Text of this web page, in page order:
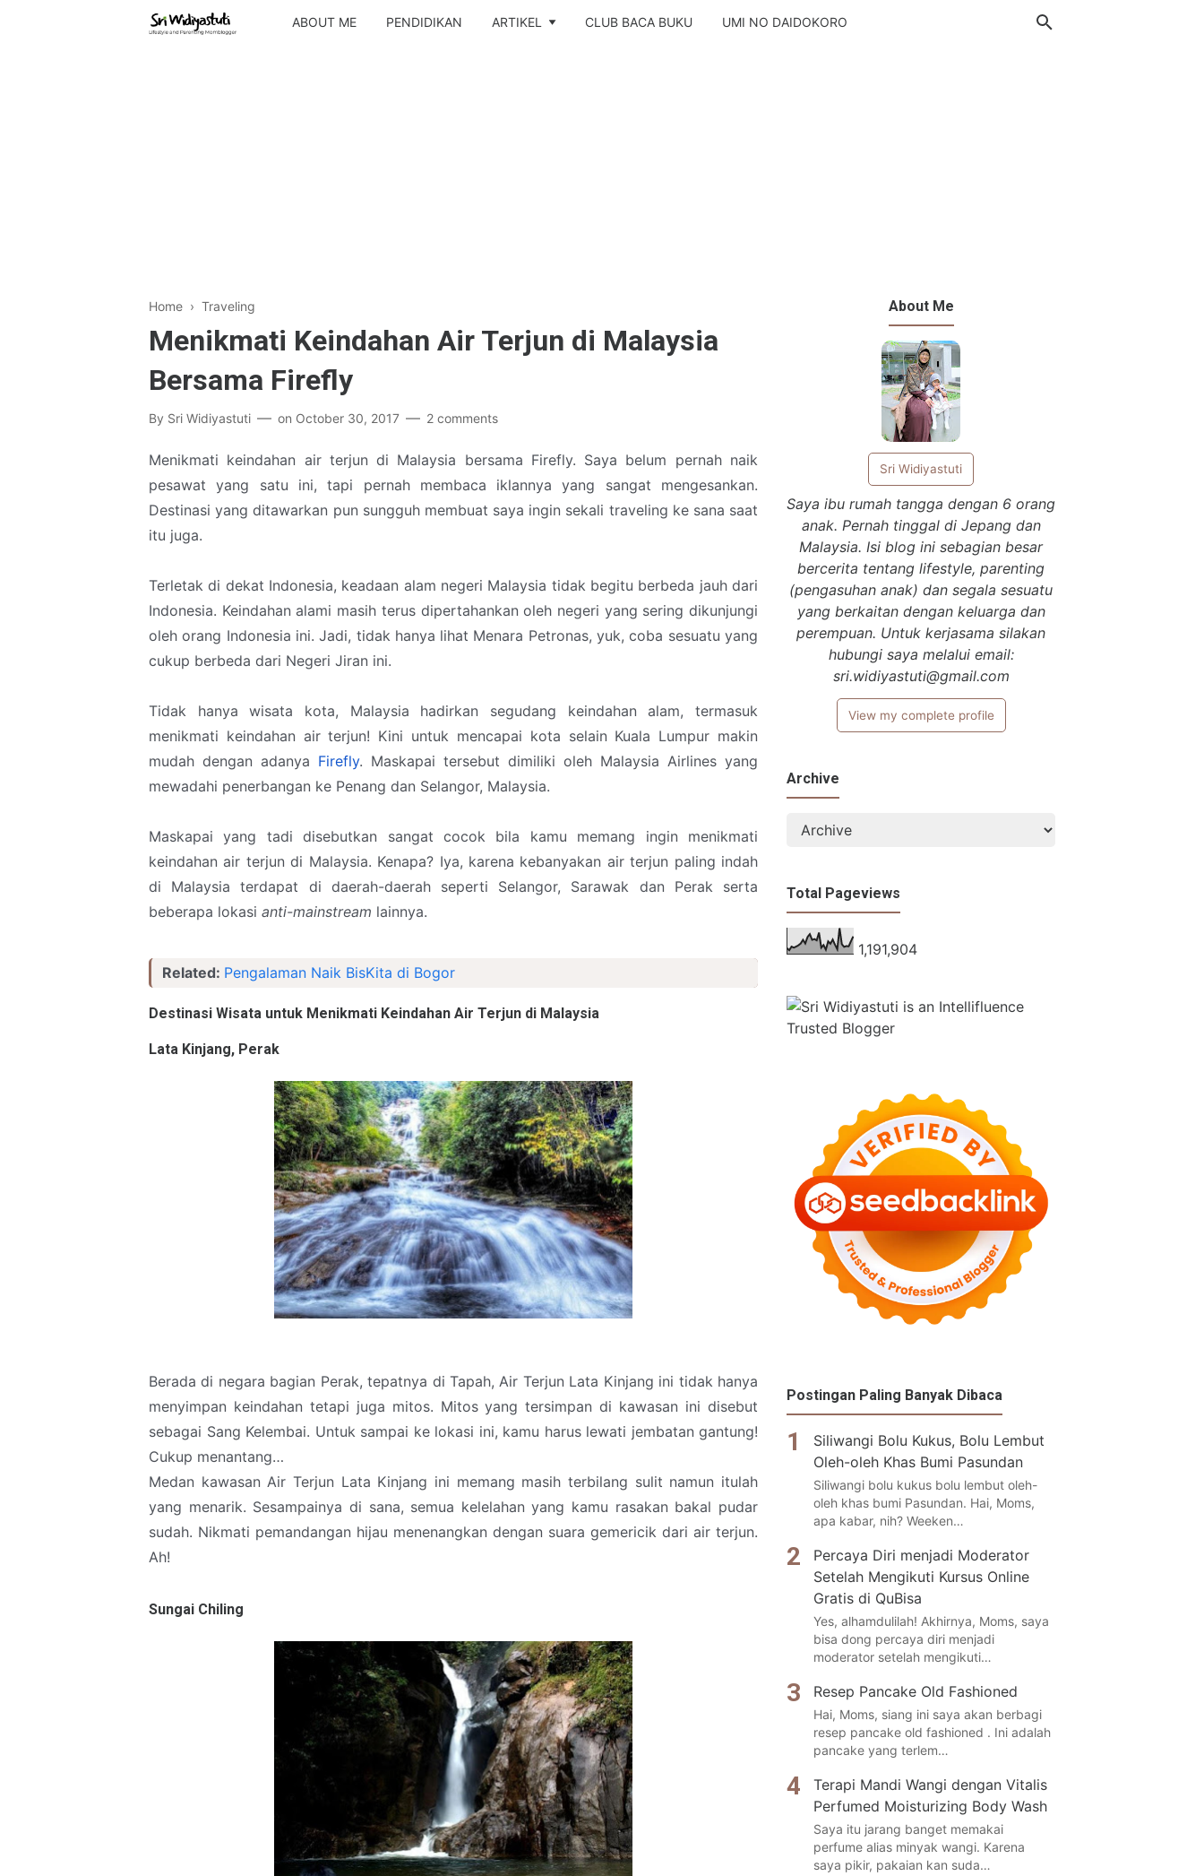
ABOUT ME PENDIDIKAN ARTIKEL CLUB BACA BUKU UMI NO DAIDOKORO
Home › Traveling
Menikmati Keindahan Air Terjun di Malaysia
Bersama Firefly
By Sri Widiyastuti on October 30, 2017 2 comments
Menikmati keindahan air terjun di Malaysia bersama Firefly. Saya belum pernah naik
pesawat yang satu ini, tapi pernah membaca iklannya yang sangat mengesankan.
Destinasi yang ditawarkan pun sungguh membuat saya ingin sekali traveling ke sana saat
itu juga.
Terletak di dekat Indonesia, keadaan alam negeri Malaysia tidak begitu berbeda jauh dari
Indonesia. Keindahan alami masih terus dipertahankan oleh negeri yang sering dikunjungi
oleh orang Indonesia ini. Jadi, tidak hanya lihat Menara Petronas, yuk, coba sesuatu yang
cukup berbeda dari Negeri Jiran ini.
Tidak hanya wisata kota, Malaysia hadirkan segudang keindahan alam, termasuk
menikmati keindahan air terjun! Kini untuk mencapai kota selain Kuala Lumpur makin
mudah dengan adanya Firefly. Maskapai tersebut dimiliki oleh Malaysia Airlines yang
mewadahi penerbangan ke Penang dan Selangor, Malaysia.
Maskapai yang tadi disebutkan sangat cocok bila kamu memang ingin menikmati
keindahan air terjun di Malaysia. Kenapa? Iya, karena kebanyakan air terjun paling indah
di Malaysia terdapat di daerah-daerah seperti Selangor, Sarawak dan Perak serta
beberapa lokasi anti-mainstream lainnya.
Related: Pengalaman Naik BisKita di Bogor
Destinasi Wisata untuk Menikmati Keindahan Air Terjun di Malaysia
Lata Kinjang, Perak
Berada di negara bagian Perak, tepatnya di Tapah, Air Terjun Lata Kinjang ini tidak hanya
menyimpan keindahan tetapi juga mitos. Mitos yang tersimpan di kawasan ini disebut
sebagai Sang Kelembai. Untuk sampai ke lokasi ini, kamu harus lewati jembatan gantung!
Cukup menantang…
Medan kawasan Air Terjun Lata Kinjang ini memang masih terbilang sulit namun itulah
yang menarik. Sesampainya di sana, semua kelelahan yang kamu rasakan bakal pudar
sudah. Nikmati pemandangan hijau menenangkan dengan suara gemericik dari air terjun.
Ah!
Sungai Chiling
About Me
Sri Widiyastuti
Saya ibu rumah tangga dengan 6 orang
anak. Pernah tinggal di Jepang dan
Malaysia. Isi blog ini sebagian besar
bercerita tentang lifestyle, parenting
(pengasuhan anak) dan segala sesuatu
yang berkaitan dengan keluarga dan
perempuan. Untuk kerjasama silakan
hubungi saya melalui email:
sri.widiyastuti@gmail.com
View my complete profile
Archive
Total Pageviews
1,191,904
Postingan Paling Banyak Dibaca
Siliwangi Bolu Kukus, Bolu Lembut
Oleh-oleh Khas Bumi Pasundan
Siliwangi bolu kukus bolu lembut oleh-
oleh khas bumi Pasundan. Hai, Moms,
apa kabar, nih? Weeken…
Percaya Diri menjadi Moderator
Setelah Mengikuti Kursus Online
Gratis di QuBisa
Yes, alhamdulilah! Akhirnya, Moms, saya
bisa dong percaya diri menjadi
moderator setelah mengikuti…
Resep Pancake Old Fashioned
Hai, Moms, siang ini saya akan berbagi
resep pancake old fashioned . Ini adalah
pancake yang terlem…
Terapi Mandi Wangi dengan Vitalis
Perfumed Moisturizing Body Wash
Saya itu jarang banget memakai
perfume alias minyak wangi. Karena
saya pikir, pakaian kan suda…